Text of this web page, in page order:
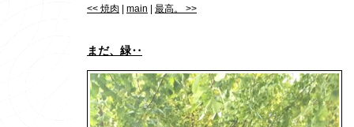
<< 焼肉 main 最高。 >>
まだ、緑‥